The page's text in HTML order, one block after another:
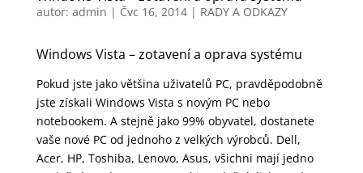
autor: admin | Čvc 16, 2014| RADY A ODKAZY
Windows Vista – zotavení a oprava systému
Pokud jste jako většina uživatelů PC, pravděpodobně
jste získali Windows Vista s novým PC nebo
notebookem. A stejně jako 99% obyvatel, dostanete
vaše nové PC od jednoho z velkých výrobců. Dell,
Acer, HP, Toshiba, Lenovo, Asus, všichni mají jedno